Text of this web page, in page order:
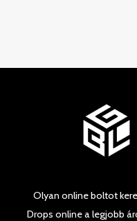
Olyan online boltot
Drops online a legjobb